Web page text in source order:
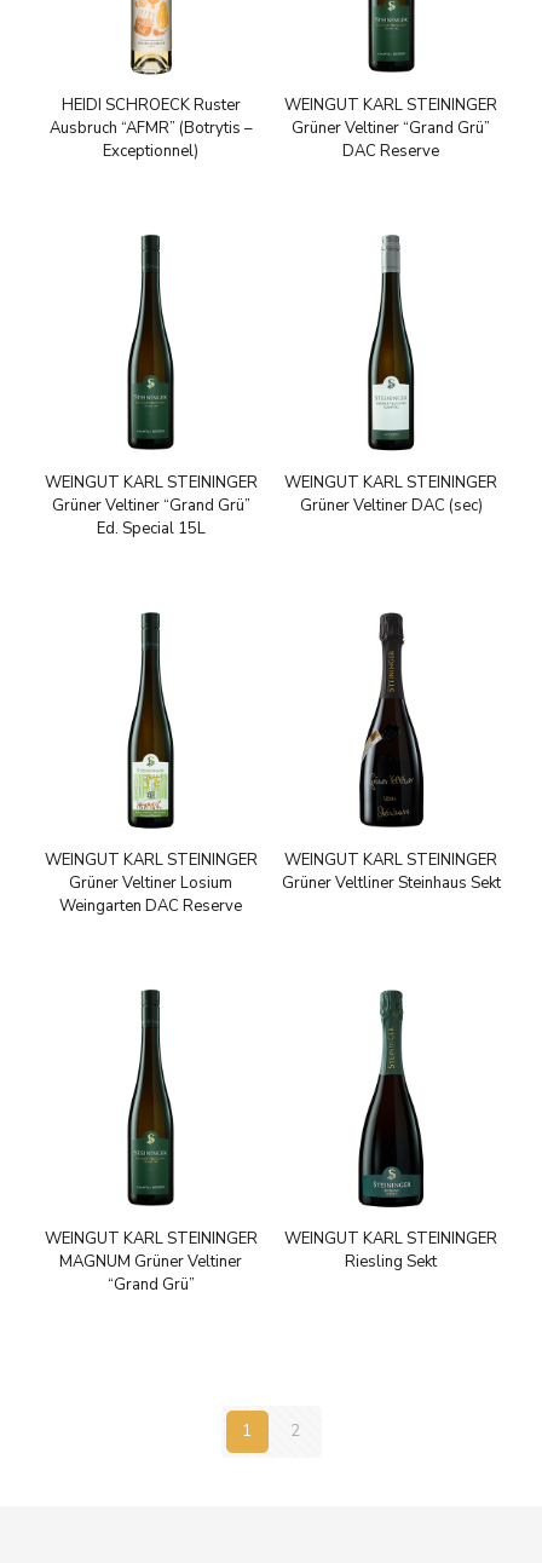
HEIDI SCHROECK Ruster
Ausbruch “AFMR” (Botrytis –
Exceptionnel)
WEINGUT KARL STEININGER
Grüner Veltiner “Grand Grü”
DAC Reserve
WEINGUT KARL STEININGER
Grüner Veltiner “Grand Grü”
Ed. Special 15L
WEINGUT KARL STEININGER
Grüner Veltiner DAC (sec)
WEINGUT KARL STEININGER
Grüner Veltiner Losium
Weingarten DAC Reserve
WEINGUT KARL STEININGER
Grüner Veltliner Steinhaus Sekt
WEINGUT KARL STEININGER
MAGNUM Grüner Veltiner
“Grand Grü”
WEINGUT KARL STEININGER
Riesling Sekt
1 2